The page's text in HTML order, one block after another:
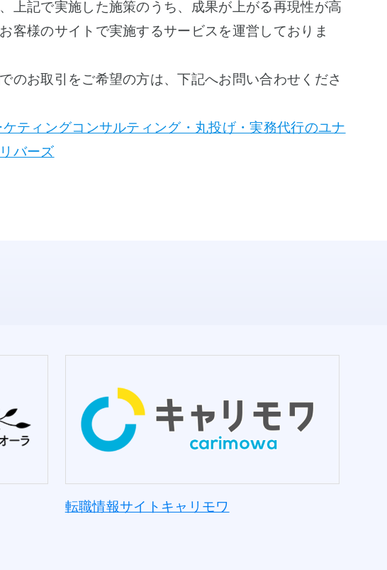
上記で実施した施策のうち、成果が上がる再現性が高
客様のサイトで実施するサービスを運営しておりま
のお取引をご希望の方は、下記へお問い合わせくださ
ティングコンサルティング・丸投げ・実務代行のユナ
バーズ
転職情報サイトキャリモワ